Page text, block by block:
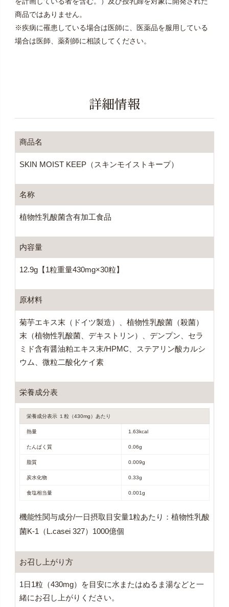
商品ではありません。
※疾病に罹患している場合は医師に、医薬品を服用している
場合は医師、薬剤師に相談してください。
詳細情報
商品名
SKIN MOIST KEEP（スキンモイストキープ）
名称
植物性乳酸菌含有加工食品
内容量
12.9g【1粒重量430mg×30粒】
原材料
菊芋エキス末（ドイツ製造）、植物性乳酸菌（殺菌）
末（植物性乳酸菌、デキストリン）、デンプン、セラ
ミド含有醤油粕エキス末/HPMC、ステアリン酸カルシ
ウム、微粒二酸化ケイ素
栄養成分表
栄養成分表示 １粒（430mg）あたり
熱量 1.63kcal
たんぱく質 0.06g
脂質 0.009g
炭水化物 0.33g
食塩相当量 0.001g
機能性関与成分/一日摂取目安量1粒あたり：植物性乳酸
菌K-1（L.casei 327）1000億個
お召し上がり方
1日1粒（430mg）を目安に水またはぬるま湯などと一
緒にお召し上がりください。